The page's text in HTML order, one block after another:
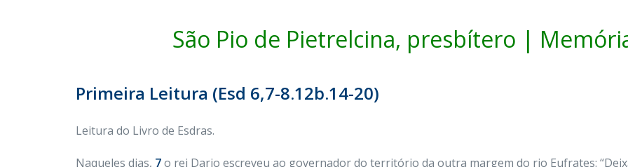
São Pio de Pietrelcina, presbítero |
Primeira Leitura (Esd 6,7-8.12b.14-20)
Leitura do Livro de Esdras.
Naqueles dias, 7o rei Dario escreveu ao governador do território da outra margem do rio Eufrates: